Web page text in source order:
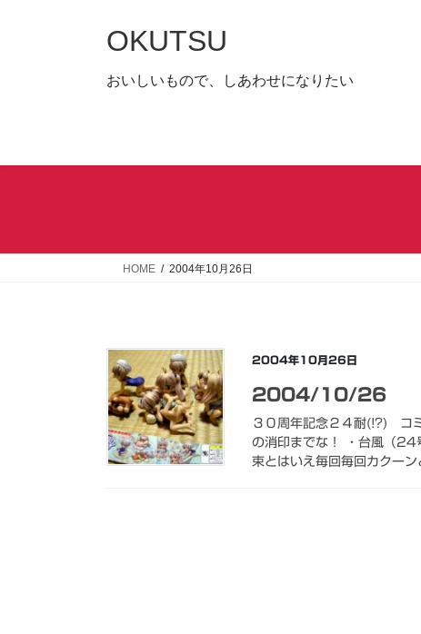
キ
に
OKUTSU
おいしいもので、しあわせになりたい
HOME 2004年10月26日
2004年10月26日
2004/10/26
３０周年記念２４耐(!?) コ
の消印までな！ ・台風（24
束とはいえ毎回毎回カクー